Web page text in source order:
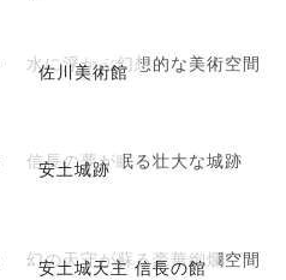
佐川美術館
水に浮かぶ幻想的な美術空間
安土城跡
信長の夢が眠る壮大な城跡
安土城天主 信長の館
幻の天守が蘇る豪華絢爛空間